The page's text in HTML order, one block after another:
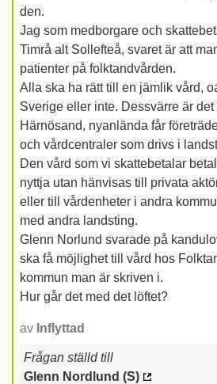
den.
Jag som medborgare och
Timrå alt Sollefteå, svaret är att
patienter på folktandvården.
Alla ska ha rätt till en jämlik vård,
Sverige eller inte. Dessvärre är
Härnösand, nyanlända får
och vårdcentraler som drivs i
Den vård som vi skattebetalar
nyttja utan hänvisas till privata
eller till vårdenheter i andra
med andra landsting.
Glenn Norlund svarade på
ska få möjlighet till vård hos
kommun man är skriven i.
Hur går det med det löftet?
av Inflyttad
Frågan ställd till
Glenn Nordlund (S)